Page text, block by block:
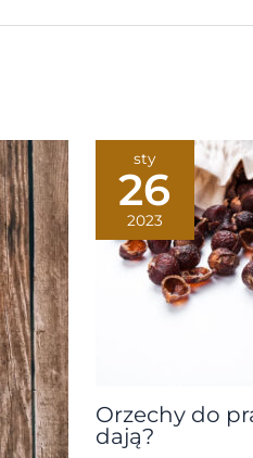
sty
26
2023
Orzechy do
dają?